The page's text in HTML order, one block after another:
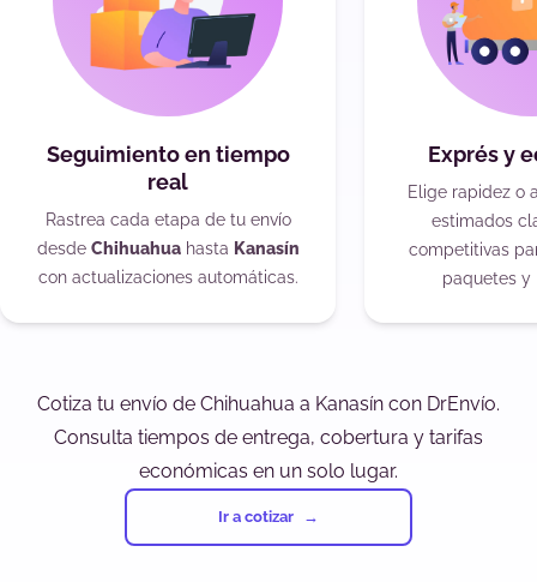
Seguimiento en tiempo
real
Rastrea cada etapa de tu envío
desde Chihuahuahasta Kanasín
con actualizaciones automáticas.
Exprés y
Elige rapidez o
estimados
competitivas
paquetes y
Cotiza tu envío de Chihuahua a Kanasín con DrEnvío.
Consulta tiempos de entrega, cobertura y tarifas
económicas en un solo lugar.
Ir a cotizar